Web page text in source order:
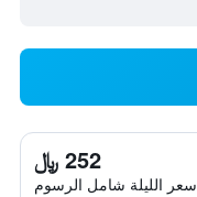
252 ﷼
سعر الليلة شامل الرسوم